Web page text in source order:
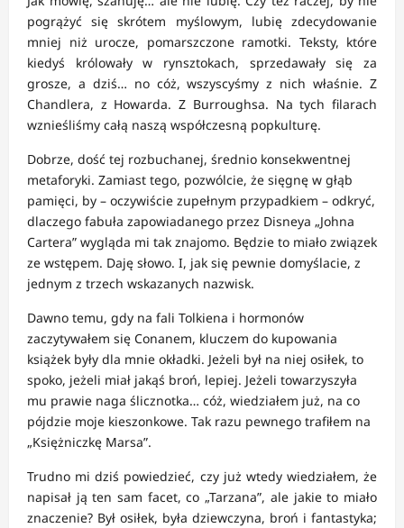
pogrążyć się skrótem myślowym, lubię zdecydowanie
mniej niż urocze, pomarszczone ramotki. Teksty, które
kiedyś królowały w rynsztokach, sprzedawały się za
grosze, a dziś… no cóż, wszyscyśmy z nich właśnie. Z
Chandlera, z Howarda. Z Burroughsa. Na tych filarach
wznieśliśmy całą naszą współczesną popkulturę.
Dobrze, dość tej rozbuchanej, średnio konsekwentnej
metaforyki. Zamiast tego, pozwólcie, że sięgnę w głąb
pamięci, by – oczywiście zupełnym przypadkiem – odkryć,
dlaczego fabuła zapowiadanego przez Disneya „Johna
Cartera” wygląda mi tak znajomo. Będzie to miało związek
ze wstępem. Daję słowo. I, jak się pewnie domyślacie, z
jednym z trzech wskazanych nazwisk.
Dawno temu, gdy na fali Tolkiena i hormonów
zaczytywałem się Conanem, kluczem do kupowania
książek były dla mnie okładki. Jeżeli był na niej osiłek, to
spoko, jeżeli miał jakąś broń, lepiej. Jeżeli towarzyszyła
mu prawie naga ślicznotka… cóż, wiedziałem już, na co
pójdzie moje kieszonkowe. Tak razu pewnego trafiłem na
„Księżniczkę Marsa”.
Trudno mi dziś powiedzieć, czy już wtedy wiedziałem, że
napisał ją ten sam facet, co „Tarzana”, ale jakie to miało
znaczenie? Był osiłek, była dziewczyna, broń i fantastyka;